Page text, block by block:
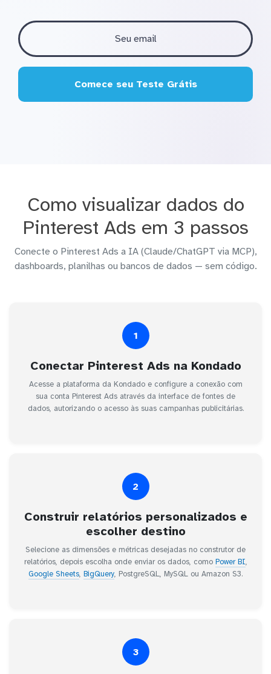
Comece seu Teste Grátis
Como visualizar dados do
Pinterest Ads em 3 passos
Conecte o Pinterest Ads a IA (Claude/ChatGPT via MCP),
dashboards, planilhas ou bancos de dados — sem código.
1
Conectar Pinterest Ads na Kondado
Acesse a plataforma da Kondado e configure a conexão com
sua conta Pinterest Ads através da interface de fontes de
dados, autorizando o acesso às suas campanhas publicitárias.
2
Construir relatórios personalizados e
escolher destino
Selecione as dimensões e métricas desejadas no construtor de
relatórios, depois escolha onde enviar os dados, como Power BI,
Google Sheets, BigQuery, PostgreSQL, MySQL ou Amazon S3.
3